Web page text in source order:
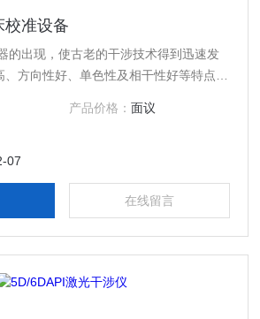
校准设备
方向性好、单色性及相干性好等特点，
度的测量如线纹尺、光栅、量块、精密丝
的定位检测系统如精密机械的控制、校
备和检测仪器中的定位检测系统；微小
产品价格： 面议
07
在线留言